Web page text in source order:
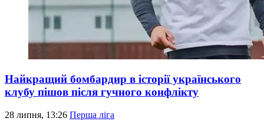
Найкращий бомбардир в історії українського
клубу пішов після гучного конфлікту
28 липня, 13:26 Перша ліга